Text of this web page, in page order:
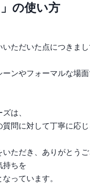
の使い方
いただいた点につきま
ーンやフォーマルな場
は、
質問に対して丁寧に応
いただき、ありがとう
持ちを
っています。